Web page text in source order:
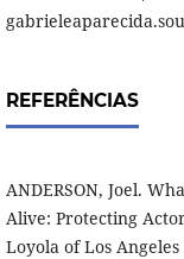
REFERÊNCIAS
ANDERSON, Joel.
Alive: Protecting
Loyola of Los